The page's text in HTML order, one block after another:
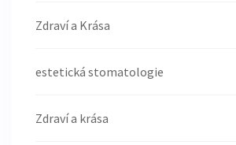
Zdraví a Krása
estetická stomatologie
Zdraví a krása